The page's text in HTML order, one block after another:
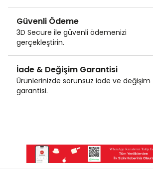
Güvenli Ödeme
3D Secure ile güvenli ödemenizi
gerçekleştirin.
İade & Değişim Garantisi
Ürünlerinizde sorunsuz iade ve değişim
garantisi.